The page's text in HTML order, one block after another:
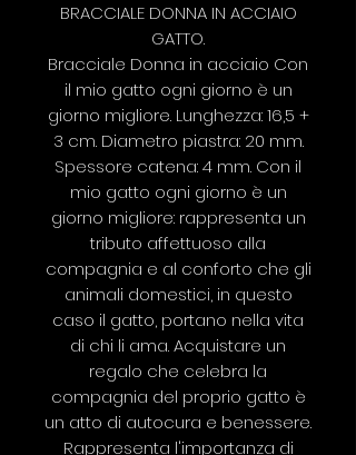
BRACCIALE DONNA IN ACCIAIO
GATTO.
Bracciale Donna in acciaio Con
il mio gatto ogni giorno è un
giorno migliore. Lunghezza: 16,5 +
3 cm. Diametro piastra: 20 mm.
Spessore catena: 4 mm. Con il
mio gatto ogni giorno è un
giorno migliore: rappresenta un
tributo affettuoso alla
compagnia e al conforto che gli
animali domestici, in questo
caso il gatto, portano nella vita
di chi li ama. Acquistare un
regalo che celebra la
compagnia del proprio gatto è
un atto di autocura e benessere.
Rappresenta l'importanza di